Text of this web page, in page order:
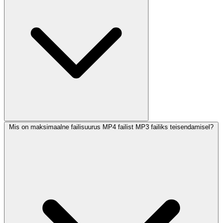
Mis on maksimaalne failisuurus MP4 failist MP3 failiks teisendamisel?